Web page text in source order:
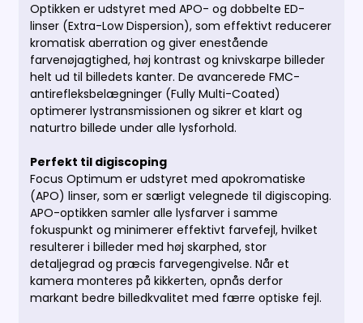
Optikken er udstyret med APO- og dobbelte ED-
linser (Extra-Low Dispersion), som effektivt reducerer
kromatisk aberration og giver enestående
farvenøjagtighed, høj kontrast og knivskarpe billeder
helt ud til billedets kanter. De avancerede FMC-
antirefleksbelægninger (Fully Multi-Coated)
optimerer lystransmissionen og sikrer et klart og
naturtro billede under alle lysforhold.
Perfekt til digiscoping
Focus Optimum er udstyret med apokromatiske
(APO) linser, som er særligt velegnede til digiscoping.
APO-optikken samler alle lysfarver i samme
fokuspunkt og minimerer effektivt farvefejl, hvilket
resulterer i billeder med høj skarphed, stor
detaljegrad og præcis farvegengivelse. Når et
kamera monteres på kikkerten, opnås derfor
markant bedre billedkvalitet med færre optiske fejl.